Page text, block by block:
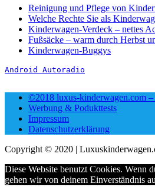
Reinigung und Pflege von
Welche Rechte Sie als
Kinderwagen-Verdeck – nettes
Fußsäcke – warm durch Herbst
Kinderwagen-Buggys
Android Autoradio
©2018 luxus-kinderwagen.com
Werbung & Podukttests
Impressum
Datenschutzerklärung
Copyright © 2020 |
Diese Website benutzt Cookies. Wenn
gehen wir von deinem Einverständnis